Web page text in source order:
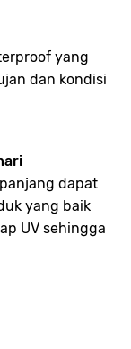
yang
dan kondisi
dapat
yang baik
UV sehingga